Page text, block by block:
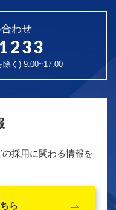
わせ
く) 9:00~17:00
採用に関わる情報を
ら